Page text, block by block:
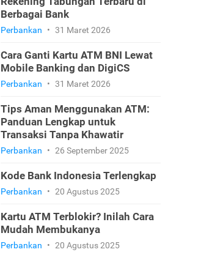
Berbagai Bank
Perbankan • 31 Maret 2026
Cara Ganti Kartu ATM BNI Lewat
Mobile Banking dan DigiCS
Perbankan • 31 Maret 2026
Tips Aman Menggunakan ATM:
Panduan Lengkap untuk
Transaksi Tanpa Khawatir
Perbankan • 26 September 2025
Kode Bank Indonesia Terlengkap
Perbankan • 20 Agustus 2025
Kartu ATM Terblokir? Inilah Cara
Mudah Membukanya
Perbankan • 20 Agustus 2025